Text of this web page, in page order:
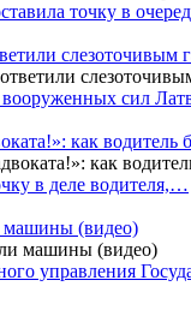
точку в
слезоточивым
вооруженных сил
как водитель
в деле водителя,…
машины (видео)
управления